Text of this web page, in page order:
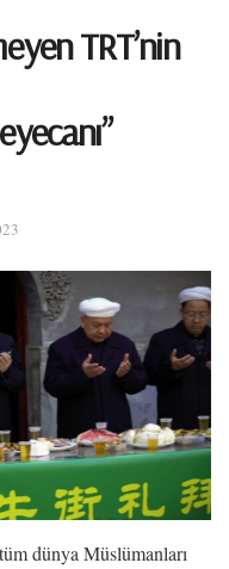
TRT’nin
dünya Müslümanları